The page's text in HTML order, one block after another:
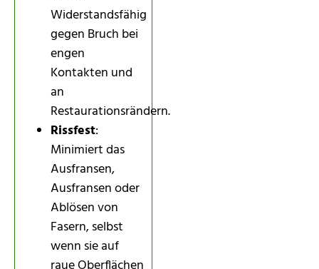
Widerstandsfähig
gegen Bruch bei
engen
Kontakten und
an
Restaurationsrändern.
Rissfest:
Minimiert das
Ausfransen,
Ausfransen oder
Ablösen von
Fasern, selbst
wenn sie auf